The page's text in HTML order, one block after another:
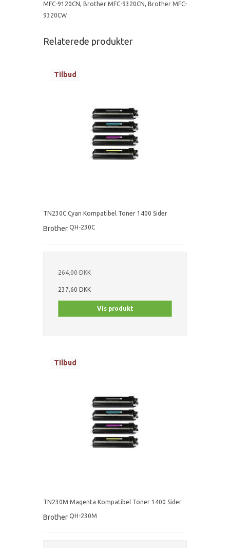
MFC-9120CN, Brother MFC-9320CN, Brother MFC-
9320CW
Relaterede produkter
Tilbud
TN230C Cyan Kompatibel Toner 1400 Sider
Brother QH-230C
264,00 DKK
237,60 DKK
Vis produkt
Tilbud
TN230M Magenta Kompatibel Toner 1400 Sider
Brother QH-230M